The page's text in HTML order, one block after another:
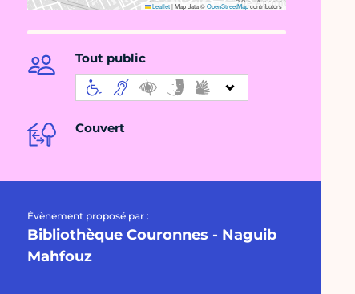
Leaflet|Map data ©OpenStreetMapcontributors
Tout public
Couvert
Évènement proposé par :
Bibliothèque Couronnes - Naguib
Mahfouz